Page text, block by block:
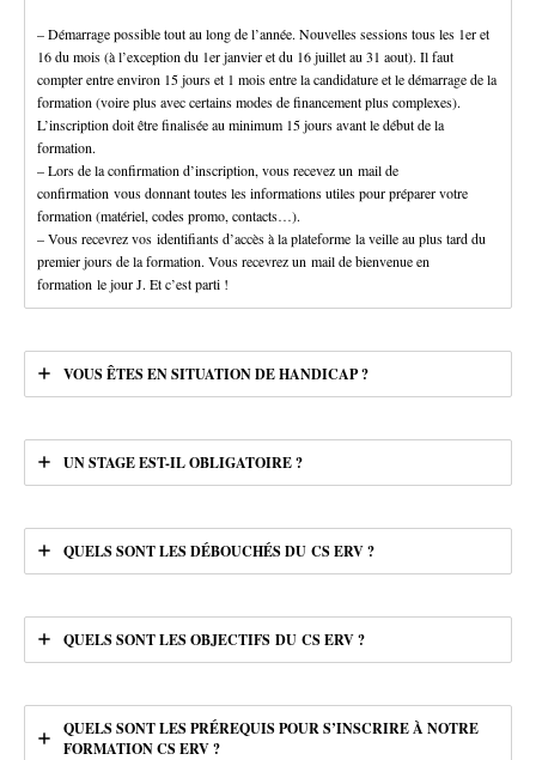
– Démarrage possible tout au long de l’année. Nouvelles sessions tous les 1er et
16 du mois (à l’exception du 1er janvier et du 16 juillet au 31 aout). Il faut
compter entre environ 15 jours et 1 mois entre la candidature et le démarrage de la
formation (voire plus avec certains modes de financement plus complexes).
L’inscription doit être finalisée au minimum 15 jours avant le début de la
formation.
– Lors de la confirmation d’inscription, vous recevez un mail de
confirmation vous donnant toutes les informations utiles pour préparer votre
formation (matériel, codes promo, contacts…).
– Vous recevrez vos identifiants d’accès à la plateforme la veille au plus tard du
premier jours de la formation. Vous recevrez un mail de bienvenue en
formation le jour J. Et c’est parti !
VOUS ÊTES EN SITUATION DE HANDICAP ?
UN STAGE EST-IL OBLIGATOIRE ?
QUELS SONT LES DÉBOUCHÉS DU CS ERV ?
QUELS SONT LES OBJECTIFS DU CS ERV ?
QUELS SONT LES PRÉREQUIS POUR S’INSCRIRE À NOTRE
FORMATION CS ERV ?